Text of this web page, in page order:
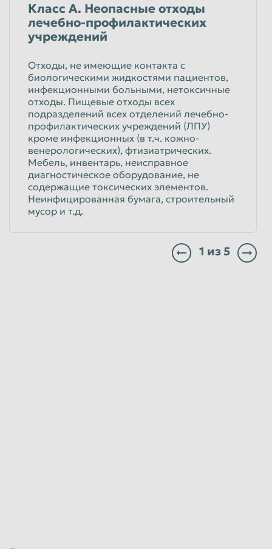
Класс А. Неопасные отходы
лечебно-профилактических
учреждений
Отходы, не имеющие контакта с
биологическими жидкостями пациентов,
инфекционными больными, нетоксичные
отходы. Пищевые отходы всех
подразделений всех отделений лечебно-
профилактических учреждений (ЛПУ)
кроме инфекционных (в т.ч. кожно-
венерологических), фтизиатрических.
Мебель, инвентарь, неисправное
диагностическое оборудование, не
содержащие токсических элементов.
Неинфицированная бумага, строительный
мусор и т.д.
1 из5